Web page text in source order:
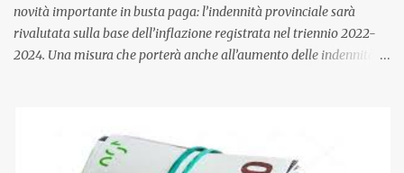
novità importante in busta paga: l’indennità provinciale sarà
rivalutata sulla base dell’inflazione registrata nel triennio 2022-
2024. Una misura che porterà anche all’aumento delle indennità di
dedicato alle donne vittime di violenza di genere, in linea con la
normativa nazionale e con l’obiettivo di offrire maggiore tutela e